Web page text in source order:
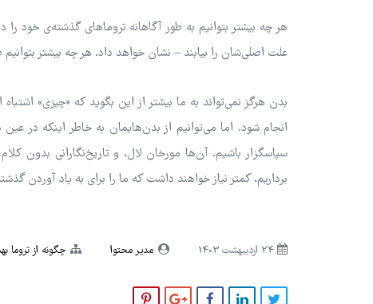
هر چه بیشتر بتوانیم به طور آگاهانه تروماهای گذشته‌ی خود
علت اصلی‌شان را بیابند – نشان خواهد داد. هر چه بیشتر
بدن هرگز نمی‌تواند به ما بیشتر از این بگوید که «چیزی»
انجام شود. اما می‌توانیم از بدن‌هایمان به خاطر اینکه در
سپاسگزار باشیم. آن‌ها مورخان لال، و تاریخ‌نگارانی بدون
برداریم، کمتر نیاز خواهند داشت که ما را برای به یاد آوردن
مدیر محتوا چگونه از تروما